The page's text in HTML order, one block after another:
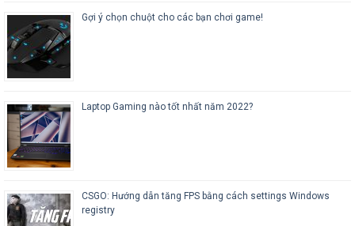
Gợi ý chọn chuột cho các bạn chơi game!
Laptop Gaming nào tốt nhất năm 2022?
CSGO: Hướng dẫn tăng FPS bằng cách settings Windows
registry